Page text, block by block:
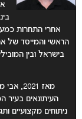
מאז
העיתונאים בעיר
ניתוחים מקצועיים